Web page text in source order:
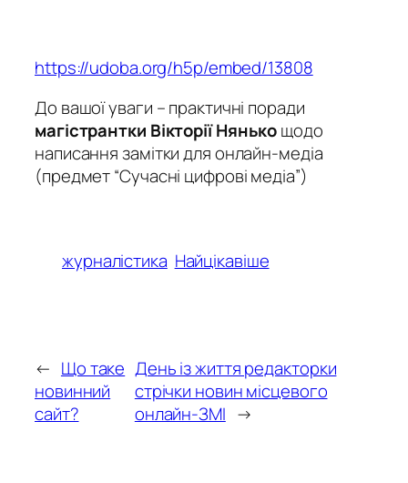
https://udoba.org/h5p/embed/13808
До вашої уваги – практичні поради
магістрантки Вікторії Нянькощодо
написання замітки для онлайн-медіа
(предмет “Сучасні цифрові медіа”)
журналістика Найцікавіше
← Що таке
новинний
сайт?
День із життя редакторки
стрічки новин місцевого
онлайн-ЗМІ →